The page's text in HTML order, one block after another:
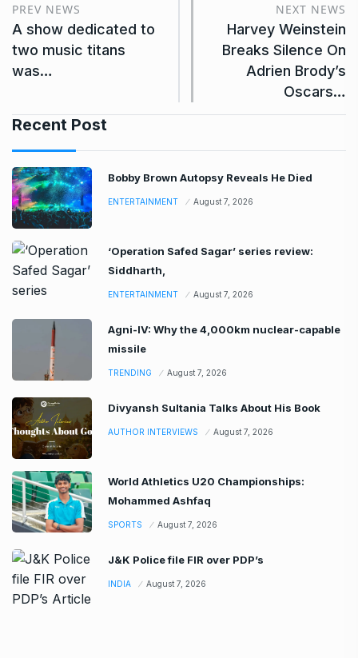
PREV NEWS
A show dedicated to
two music titans
was…
NEXT NEWS
Harvey Weinstein
Breaks Silence On
Adrien Brody’s
Oscars…
Recent Post
Bobby Brown Autopsy Reveals He Died
ENTERTAINMENT August 7, 2026
‘Operation Safed Sagar’ series review:
Siddharth,
ENTERTAINMENT August 7, 2026
Agni-IV: Why the 4,000km nuclear-capable
missile
TRENDING August 7, 2026
Divyansh Sultania Talks About His Book
AUTHOR INTERVIEWS August 7, 2026
World Athletics U20 Championships:
Mohammed Ashfaq
SPORTS August 7, 2026
J&K Police file FIR over PDP’s
INDIA August 7, 2026